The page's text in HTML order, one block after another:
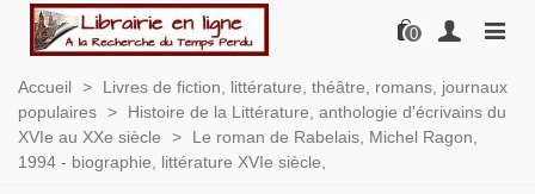
0
Accueil >
Livres de fiction, littérature, théâtre, romans, journaux
populaires >
Histoire de la Littérature, anthologie d'écrivains du
XVIe au XXe siècle
>
Le roman de Rabelais, Michel Ragon,
1994 - biographie, littérature XVIe siècle,